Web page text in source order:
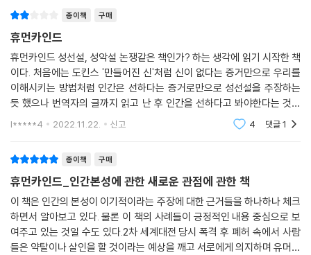
인간이 어떻게 수많은 전쟁과 범죄, 아우슈비츠라는 최악의 비극을 낳을
서 각 정부와 지성계는 이 질문에 답을 내리고자 했다. 1960년대라는 시대
정신 속에 필립 짐바르도(P(Phillip Zimbardo, ‘루시퍼 이펙트’)와 스탠
리 밀그램(Stanley Milgram, ‘전기충격 실험’)을 비롯하여, 범죄학자 제
임스 윌슨(James Q. 윌슨, ‘깨진 유리창 이론’), 제노비스 신드롬(bysta
nder effect, ‘방관자 효과’) 등은 권위에 복종하여 악을 행하게 되는 인
간의 어두운 심연과 폭력성을 증명하고자 했다. 그리고 이 실험들은 교육
그러나 뤼트허르 브레흐만은 이러한 이론들을 가운데 심리학자와 언론이
부정적인 결과를 유도하기도 하고 교묘히 조작한 충격적인 정황을 포착해
낸다.(2부) 이 책은 자의적이고 어설픈 설정과 지시에 따른 심리실험이 인
간 본성의 진실을 밝힐 수 있는지에 의문을 던지며, 각종 연구들이 저지른
오류와 모순들 속에서 오히려 우리는 인간이 극한 상황에서도 최선을 다해
선을 행하려고 하며, 내면의 악을 끌어내려면 엄청난 노력이 필요하다는
종이책 구매
휴먼카인드
휴먼카인드 성선설, 성악설 논쟁같은 책인가? 하는 생각에 읽기 시작한 책
이다. 처음에는 도킨스 '만들어진 신'처럼 신이 없다는 증거만으로 우리를
이해시키는 방법처럼 인간은 선하다는 증거로만으로 성선설을 주장하는
듯 했으나 번역자의 글까지 읽고 난 후 인간을 선하다고 봐야한다는 것이
이 책이 말하고 싶은 주제인 것 같다. 그러니 나는 이 책을 잘못된 관점으로
l*****4 2022.11.22. 신고 4 댓글1
종이책 구매
휴먼카인드_인간본성에 관한 새로운 관점에 관한 책
이 책은 인간의 본성이 이기적이라는 주장에 대한 근거들을 하나하나 체크
하면서 알아보고 있다. 물론 이 책의 사례들이 긍정적인 내용 중심으로 보
여주고 있는 것일 수도 있다.2차 세계대전 당시 폭격 후 폐허 속에서 사람
들은 약탈이나 살인을 할 것이라는 예상을 깨고 서로에게 의지하며 유머를